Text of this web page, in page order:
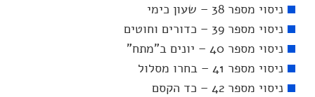
ניסוי מספר 38 – שעון כימי
ניסוי מספר 39 – כדורים וחוטים
ניסוי מספר 40 – יונים ב"מתח"
ניסוי מספר 41 – בחרו מסלול
ניסוי מספר 42 – כד הקסם